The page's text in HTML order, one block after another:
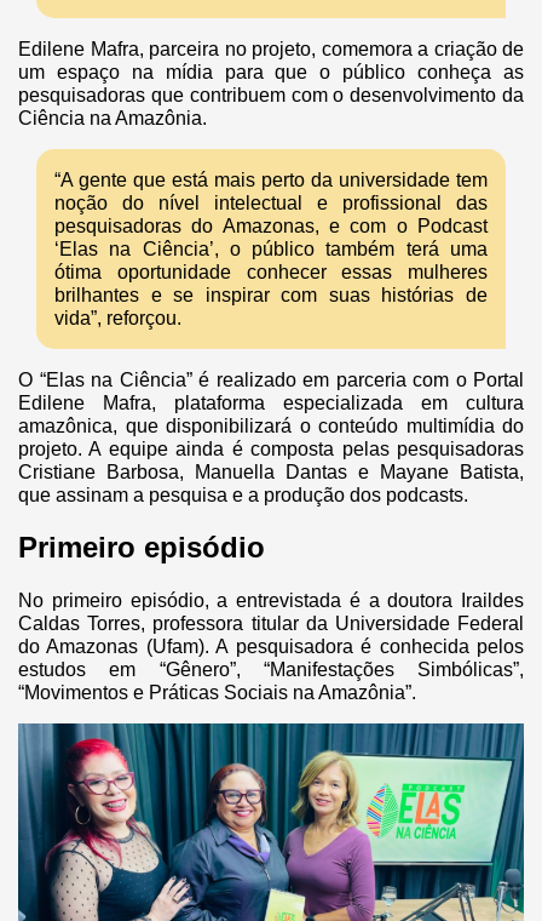
Edilene Mafra, parceira no projeto, comemora a criação de
um espaço na mídia para que o público conheça as
pesquisadoras que contribuem com o desenvolvimento da
Ciência na Amazônia.
“A gente que está mais perto da universidade tem
noção do nível intelectual e profissional das
pesquisadoras do Amazonas, e com o Podcast
‘Elas na Ciência’, o público também terá uma
ótima oportunidade conhecer essas mulheres
brilhantes e se inspirar com suas histórias de
vida”, reforçou.
O “Elas na Ciência” é realizado em parceria com o Portal
Edilene Mafra, plataforma especializada em cultura
amazônica, que disponibilizará o conteúdo multimídia do
projeto. A equipe ainda é composta pelas pesquisadoras
Cristiane Barbosa, Manuella Dantas e Mayane Batista,
que assinam a pesquisa e a produção dos podcasts.
Primeiro episódio
No primeiro episódio, a entrevistada é a doutora Iraildes
Caldas Torres, professora titular da Universidade Federal
do Amazonas (Ufam). A pesquisadora é conhecida pelos
estudos em “Gênero”, “Manifestações Simbólicas”,
“Movimentos e Práticas Sociais na Amazônia”.